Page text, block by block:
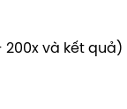
200x và kết quả)